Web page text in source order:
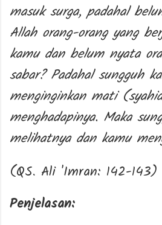
masuk surga, padahal
Allah orang-orang yang
kamu dan belum nyata
sabar? Padahal sungguh
menginginkan mati
menghadapinya. Maka
melihatnya dan kamu
(QS. Ali 'Imran: 142-143)
Penjelasan: